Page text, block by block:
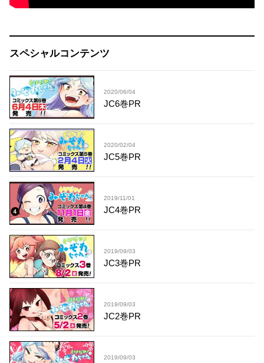
スペシャルコンテンツ
2020/06/04
JC6巻PR
2020/02/04
JC5巻PR
2019/11/01
JC4巻PR
2019/09/03
JC3巻PR
2019/09/03
JC2巻PR
2019/09/03